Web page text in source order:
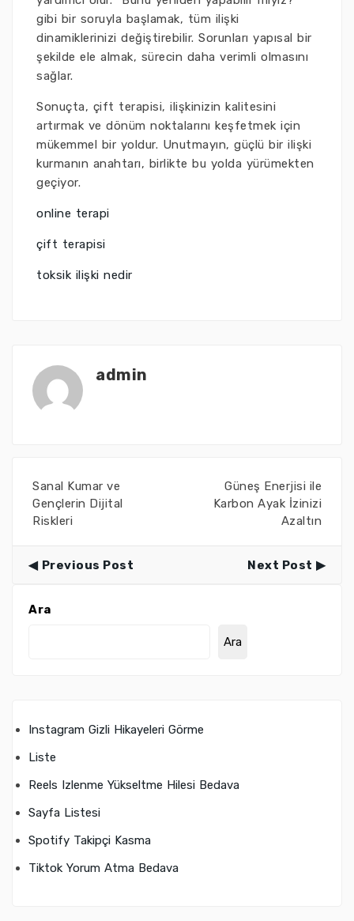
gibi bir soruyla başlamak, tüm ilişki
dinamiklerinizi değiştirebilir. Sorunları yapısal bir
şekilde ele almak, sürecin daha verimli olmasını
sağlar.
Sonuçta, çift terapisi, ilişkinizin kalitesini
artırmak ve dönüm noktalarını keşfetmek için
mükemmel bir yoldur. Unutmayın, güçlü bir ilişki
kurmanın anahtarı, birlikte bu yolda yürümekten
geçiyor.
online terapi
çift terapisi
toksik ilişki nedir
admin
Sanal Kumar ve
Gençlerin Dijital
Riskleri
Güneş Enerjisi ile
Karbon Ayak İzinizi
Azaltın
Previous Post Next Post
Ara
Ara
Instagram Gizli Hikayeleri Görme
Liste
Reels Izlenme Yükseltme Hilesi Bedava
Sayfa Listesi
Spotify Takipçi Kasma
Tiktok Yorum Atma Bedava